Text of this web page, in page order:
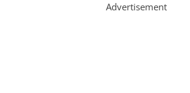
Advertisement